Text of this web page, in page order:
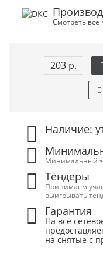
Смотреть все
203 р.
Наличие:
Минимальный
Тендеры
Принимаем
выигрывать
Гарантия
На всё
на снятые с